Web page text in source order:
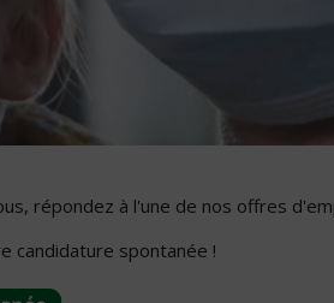
répondez à l'une de nos offres
candidature spontanée !